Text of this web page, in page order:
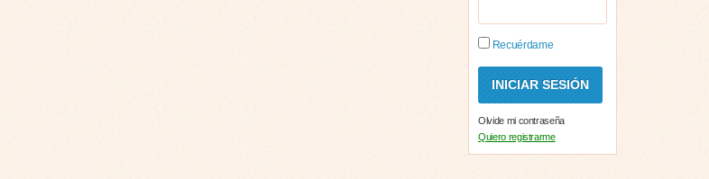
Recuérdame
Olvide mi contraseña
Quiero registrarme